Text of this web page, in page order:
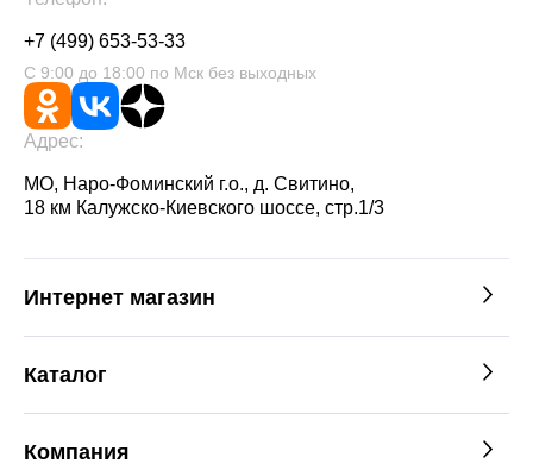
+7 (499) 653-53-33
С 9:00 до 18:00 по Мск без выходных
Адрес:
МО, Наро-Фоминский г.о., д. Свитино,
18 км Калужско-Киевского шоссе, стр.1/3
Интернет магазин
Каталог
Компания